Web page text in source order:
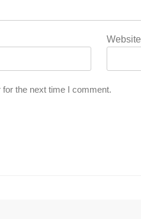
Website
the next time I comment.